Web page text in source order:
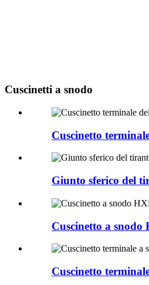
Cuscinetti a snodo
Cuscinetto
Giunto sferico del
Cuscinetto a snodo
Cuscinetto